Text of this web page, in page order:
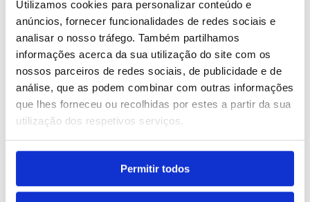
Utilizamos cookies para personalizar conteúdo e
anúncios, fornecer funcionalidades de redes sociais e
analisar o nosso tráfego. Também partilhamos
informações acerca da sua utilização do site com os
nossos parceiros de redes sociais, de publicidade e de
análise, que as podem combinar com outras informações
que lhes forneceu ou recolhidas por estes a partir da sua
utilização dos respetivos serviços.
Permitir todos
desde 9.47€